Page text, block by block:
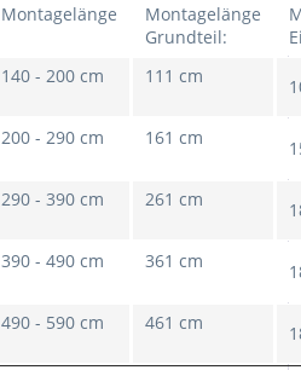
Montagelänge
Montagelänge
Grundteil:
140 - 200 cm 111 cm
200 - 290 cm 161 cm
290 - 390 cm 261 cm
390 - 490 cm 361 cm
490 - 590 cm 461 cm